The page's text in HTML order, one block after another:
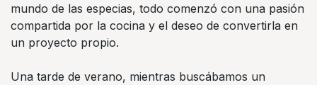
mundo de las especias, todo comenzó con una pasión
compartida por la cocina y el deseo de convertirla en
un proyecto propio.
Una tarde de verano, mientras buscábamos un